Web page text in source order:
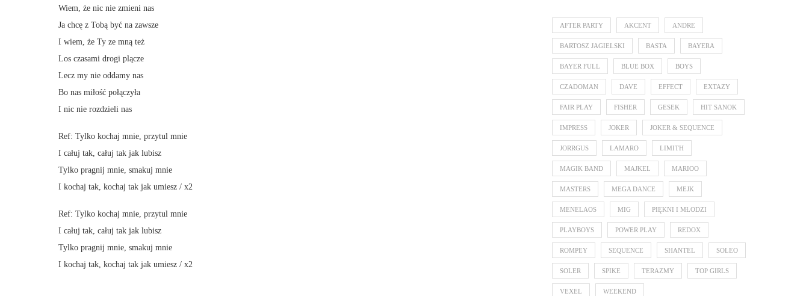
Wiem, że nic nie zmieni nas
Ja chcę z Tobą być na zawsze
I wiem, że Ty ze mną też
Los czasami drogi plącze
Lecz my nie oddamy nas
Bo nas miłość połączyła
I nic nie rozdzieli nas
Ref: Tylko kochaj mnie, przytul mnie
I całuj tak, całuj tak jak lubisz
Tylko pragnij mnie, smakuj mnie
I kochaj tak, kochaj tak jak umiesz / x2
Ref: Tylko kochaj mnie, przytul mnie
I całuj tak, całuj tak jak lubisz
Tylko pragnij mnie, smakuj mnie
I kochaj tak, kochaj tak jak umiesz / x2
AFTER PARTY AKCENT ANDRE
BARTOSZ JAGIELSKI BASTA BAYERA
BAYER FULL BLUE BOX BOYS
CZADOMAN DAVE EFFECT EXTAZY
FAIR PLAY FISHER GESEK HIT SANOK
IMPRESS JOKER JOKER & SEQUENCE
JORRGUS LAMARO LIMITH
MAGIK BAND MAJKEL MARIOO
MASTERS MEGA DANCE MEJK
MENELAOS MIG PIĘKNI I MŁODZI
PLAYBOYS POWER PLAY REDOX
ROMPEY SEQUENCE SHANTEL SOLEO
SOLER SPIKE TERAZMY TOP GIRLS
VEXEL WEEKEND